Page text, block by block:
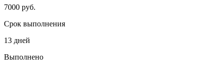
7000 руб.
Срок выполнения
13 дней
Выполнено